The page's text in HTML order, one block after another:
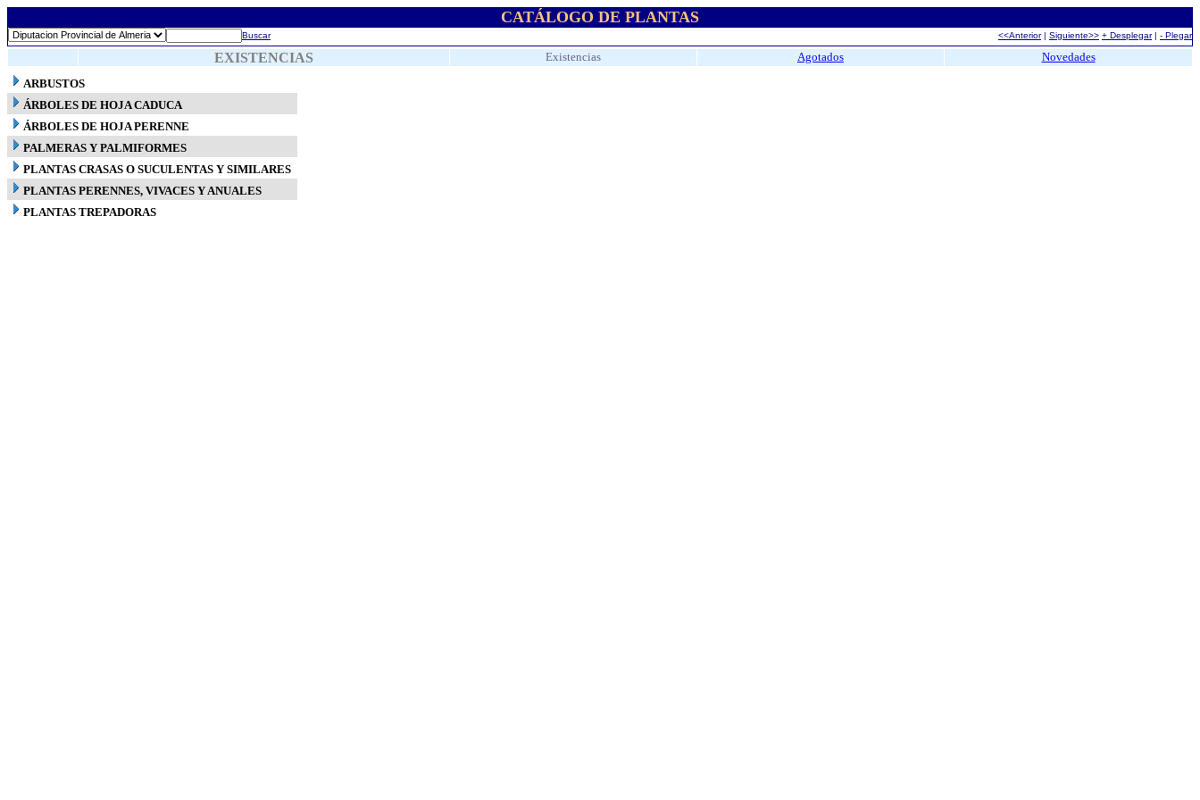
CATÁLOGO DE PLANTAS
Buscar <<Anterior| Siguiente>> + Desplegar| - Plegar
EXISTENCIAS Existencias Agotados
Novedades
ARBUSTOS
ÁRBOLES DE HOJA CADUCA
ÁRBOLES DE HOJA PERENNE
PALMERAS Y PALMIFORMES
PLANTAS CRASAS O SUCULENTAS Y SIMILARES
PLANTAS PERENNES, VIVACES Y ANUALES
PLANTAS TREPADORAS